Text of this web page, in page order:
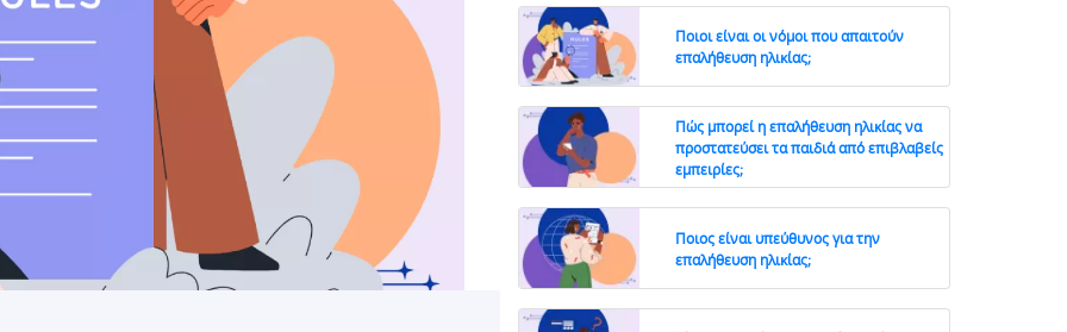
Ποιοι είναι οι νόμοι που απαιτούν
επαλήθευση ηλικίας;
Πώς μπορεί η επαλήθευση ηλικίας να
προστατεύσει τα παιδιά από επιβλαβείς
εμπειρίες;
Ποιος είναι υπεύθυνος για την
επαλήθευση ηλικίας;